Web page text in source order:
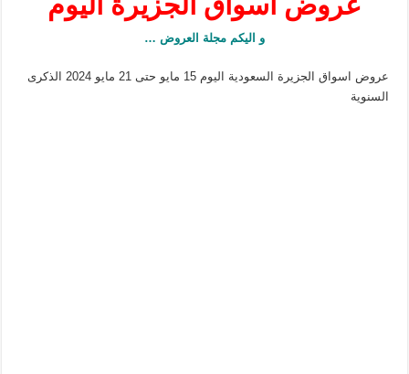
و اليكم مجلة العروض …
عروض اسواق الجزيرة السعودية اليوم 15 مايو حتى 21 مايو 2024 الذكرى
السنوية